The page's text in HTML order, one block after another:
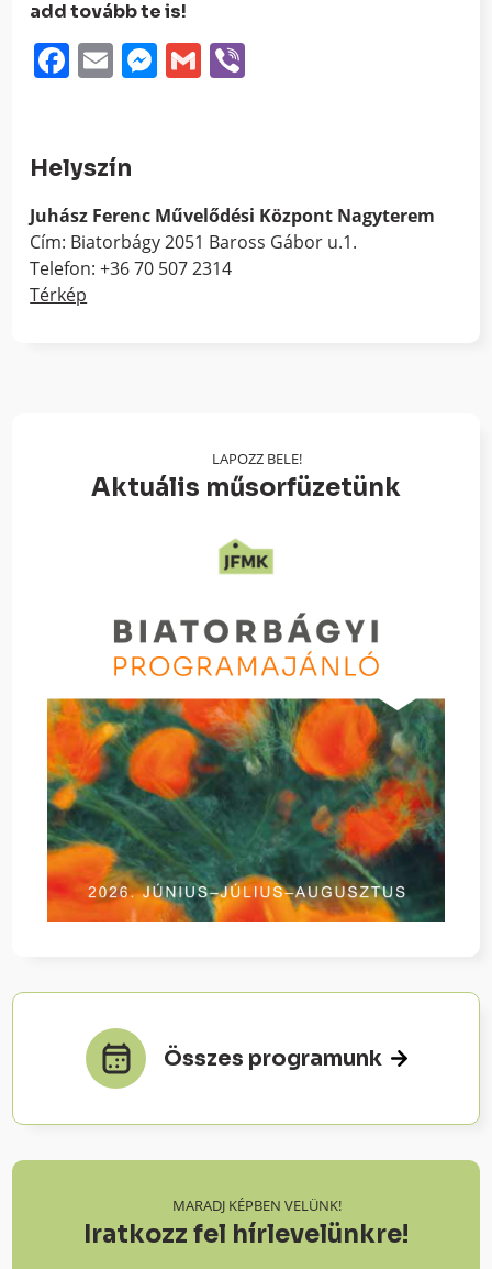
add tovább te is!
Facebook
EmailMessenger
Gmail
Helyszín
Juhász Ferenc Művelődési Központ Nagyterem
Cím: Biatorbágy 2051 Baross Gábor u.1.
Telefon: +36 70 507 2314
Térkép
LAPOZZ BELE!
Aktuális műsorfüzetünk
Összes programunk
MARADJ KÉPBEN VELÜNK!
Iratkozz fel hírlevelünkre!